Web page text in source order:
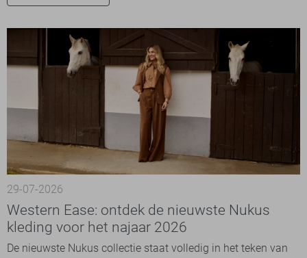
29-07-2026
Western Ease: ontdek de nieuwste Nukus
kleding voor het najaar 2026
De nieuwste Nukus collectie staat volledig in het teken van